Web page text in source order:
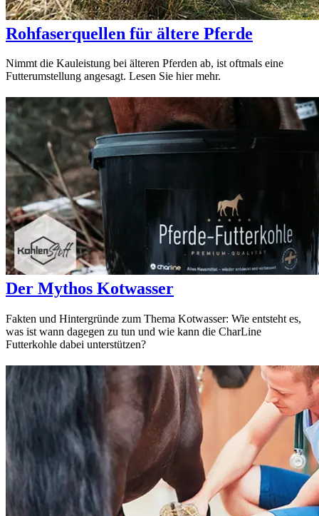
Rohfaserquellen für ältere Pferde
Nimmt die Kauleistung bei älteren Pferden ab, ist oftmals eine
Futterumstellung angesagt. Lesen Sie hier mehr.
Der Mythos Kotwasser
Fakten und Hintergründe zum Thema Kotwasser: Wie entsteht es,
was ist wann dagegen zu tun und wie kann die CharLine
Futterkohle dabei unterstützen?